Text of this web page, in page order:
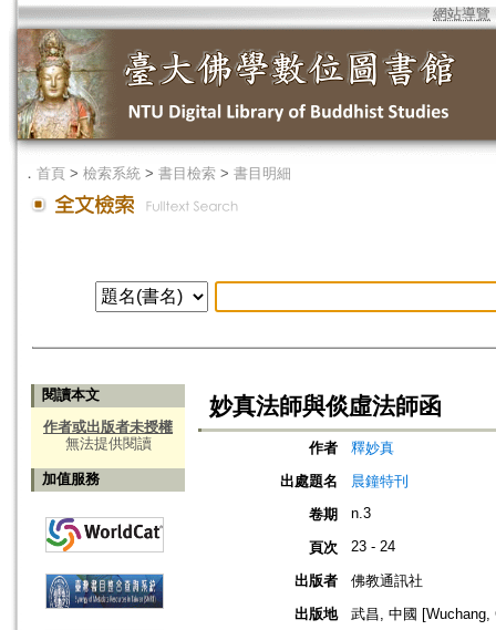
網站導覽
． 首頁 > 檢索系統 > 書目檢索 > 書目明細
閱讀本文
作者或出版者未授權
無法提供閱讀
加值服務
妙真法師與倓虛法師函
作者
釋妙真
出處題名
晨鐘特刊
卷期
n.3
頁次 23 - 24
出版者
佛教通訊社
出版地
武昌, 中國 [Wuchang,